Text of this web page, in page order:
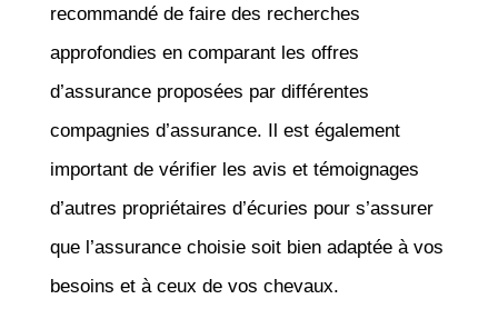
recommandé de faire des recherches
approfondies en comparant les offres
d’assurance proposées par différentes
compagnies d’assurance. Il est également
important de vérifier les avis et témoignages
d’autres propriétaires d’écuries pour s’assurer
que l’assurance choisie soit bien adaptée à vos
besoins et à ceux de vos chevaux.